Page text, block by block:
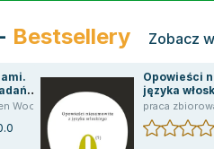
Bestsellery Zobacz
Wood Margaret Oliphant Zygmunt
Opowieści
języka
praca